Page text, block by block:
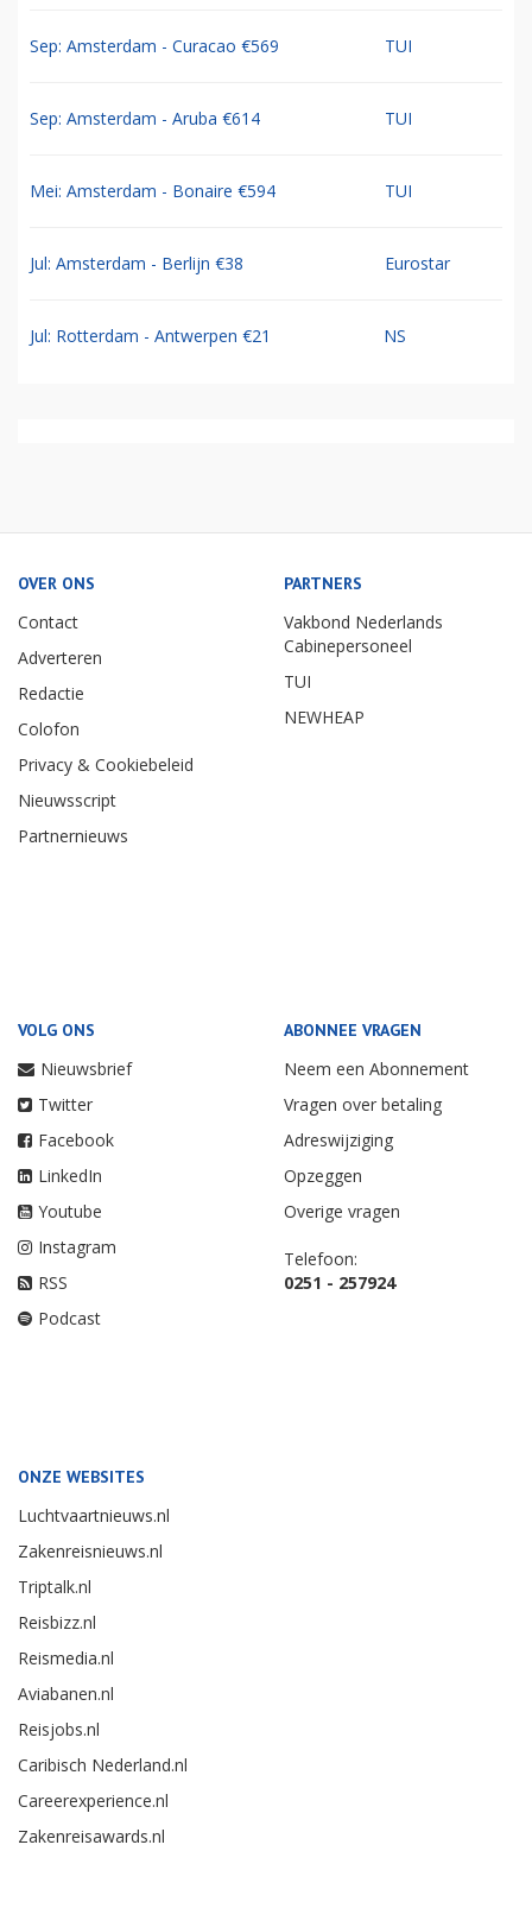
Sep: Amsterdam - Curacao €569 TUI
Sep: Amsterdam - Aruba €614 TUI
Mei: Amsterdam - Bonaire €594 TUI
Jul: Amsterdam - Berlijn €38 Eurostar
Jul: Rotterdam - Antwerpen €21 NS
OVER ONS
Contact
Adverteren
Redactie
Colofon
Privacy & Cookiebeleid
Nieuwsscript
Partnernieuws
PARTNERS
Vakbond Nederlands
Cabinepersoneel
TUI
NEWHEAP
VOLG ONS
Nieuwsbrief
Twitter
Facebook
LinkedIn
Youtube
Instagram
RSS
Podcast
ABONNEE VRAGEN
Neem een Abonnement
Vragen over betaling
Adreswijziging
Opzeggen
Overige vragen
Telefoon:
0251 - 257924
ONZE WEBSITES
Luchtvaartnieuws.nl
Zakenreisnieuws.nl
Triptalk.nl
Reisbizz.nl
Reismedia.nl
Aviabanen.nl
Reisjobs.nl
Caribisch Nederland.nl
Careerexperience.nl
Zakenreisawards.nl